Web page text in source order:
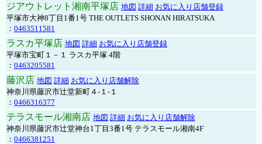
ジアウトレット湘南平塚店 地図 詳細 お気に入り店舗登録
平塚市大神8丁目1番1号 THE OUTLETS SHONAN HIRATSUKA
： 0463511581
ラスカ平塚店 地図 詳細 お気に入り店舗登録
平塚市宝町１－１ ラスカ平塚 4階
： 0463205581
藤沢店 地図 詳細 お気に入り店舗解除
神奈川県藤沢市辻堂新町４-１-１
： 0466316377
テラスモール湘南店 地図 詳細 お気に入り店舗解除
神奈川県藤沢市辻堂神台1丁目3番1号 テラスモール湘南4F
： 0466381251